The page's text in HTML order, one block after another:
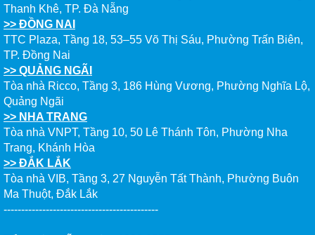
Thanh Khê, TP. Đà Nẵng
>> ĐỒNG NAI
TTC Plaza, Tầng 18, 53–55 Võ Thị Sáu, Phường Trấn Biên,
TP. Đồng Nai
>> QUẢNG NGÃI
Tòa nhà Ricco, Tầng 3, 186 Hùng Vương, Phường Nghĩa Lộ,
Quảng Ngãi
>> NHA TRANG
Tòa nhà VNPT, Tầng 10, 50 Lê Thánh Tôn, Phường Nha
Trang, Khánh Hòa
>> ĐẮK LẮK
Tòa nhà VIB, Tầng 3, 27 Nguyễn Tất Thành, Phường Buôn
Ma Thuột, Đắk Lắk
--------------------------------------------